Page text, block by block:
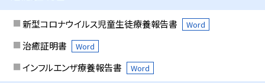
新型コロナウイルス児童生徒療養報告書 Word
治癒証明書 Word
インフルエンザ療養報告書 Word